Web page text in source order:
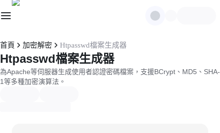
首頁 加密解密 Htpasswd檔案生成器
Htpasswd檔案生成器
為Apache等伺服器生成使用者認證密碼檔案，支援BCrypt、MD5、SHA-
1等多種加密演算法。